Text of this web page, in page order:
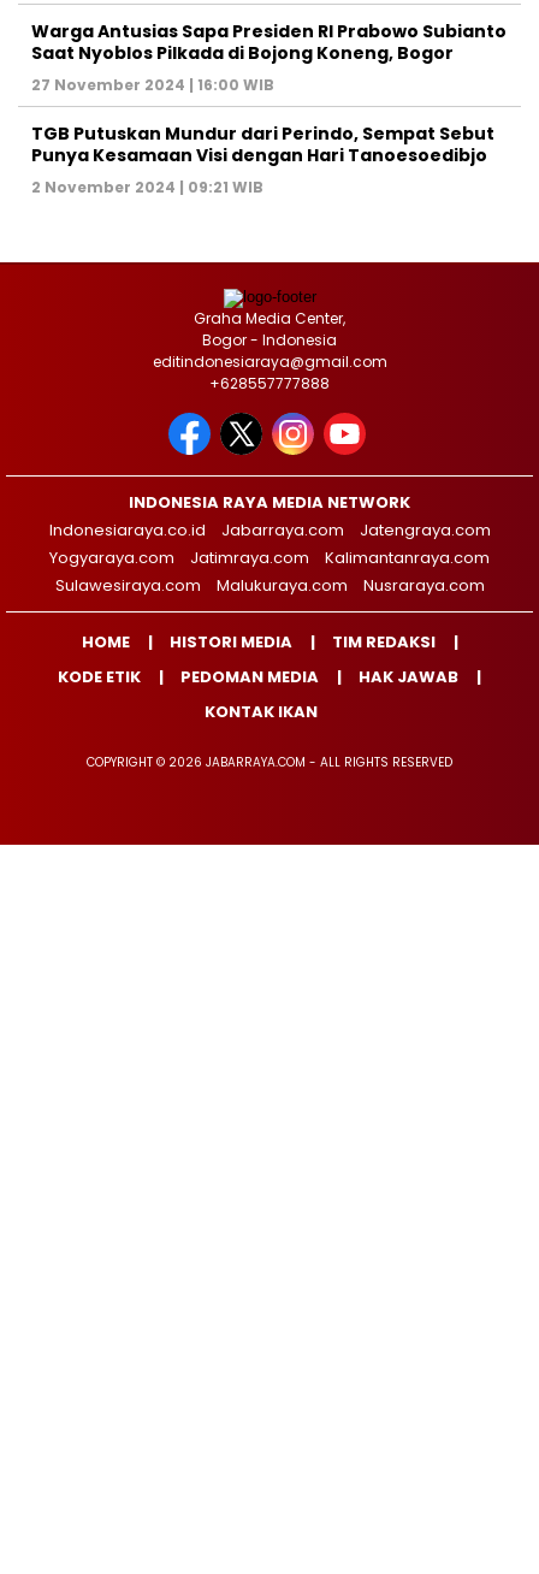
Warga Antusias Sapa Presiden RI Prabowo Subianto
Saat Nyoblos Pilkada di Bojong Koneng, Bogor
27 November 2024 | 16:00 WIB
TGB Putuskan Mundur dari Perindo, Sempat Sebut
Punya Kesamaan Visi dengan Hari Tanoesoedibjo
2 November 2024 | 09:21 WIB
Graha Media Center,
Bogor - Indonesia
editindonesiaraya@gmail.com
+628557777888
INDONESIA RAYA MEDIA NETWORK
Indonesiaraya.co.id
Jabarraya.com
Jatengraya.com
Yogyaraya.com
Jatimraya.com
Kalimantanraya.com
Sulawesiraya.com
Malukuraya.com Nusraraya.com
HOME HISTORI MEDIA
TIM REDAKSI
KODE ETIK
PEDOMAN MEDIA
HAK JAWAB
KONTAK IKAN
COPYRIGHT © 2026 JABARRAYA.COM - ALL RIGHTS RESERVED